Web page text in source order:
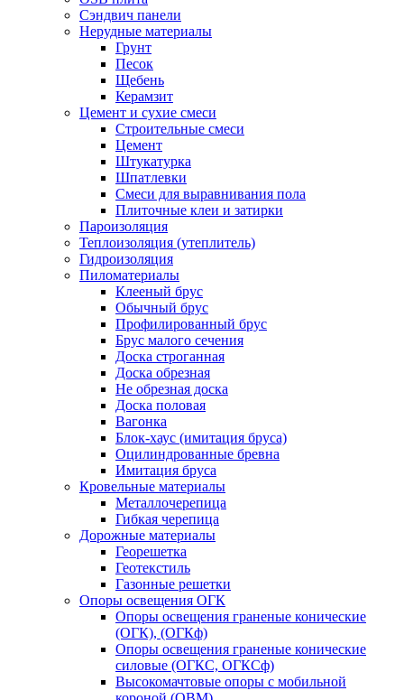
Сэндвич панели
Нерудные материалы
Грунт
Песок
Щебень
Керамзит
Цемент и сухие смеси
Строительные смеси
Цемент
Штукатурка
Шпатлевки
Смеси для выравнивания пола
Плиточные клеи и затирки
Пароизоляция
Теплоизоляция (утеплитель)
Гидроизоляция
Пиломатериалы
Клееный брус
Обычный брус
Профилированный брус
Брус малого сечения
Доска строганная
Доска обрезная
Не обрезная доска
Доска половая
Вагонка
Блок-хаус (имитация бруса)
Оцилиндрованные бревна
Имитация бруса
Кровельные материалы
Металлочерепица
Гибкая черепица
Дорожные материалы
Георешетка
Геотекстиль
Газонные решетки
Опоры освещения ОГК
Опоры освещения граненые конические
(ОГК), (ОГКф)
Опоры освещения граненые конические
силовые (ОГКС, ОГКСф)
Высокомачтовые опоры с мобильной